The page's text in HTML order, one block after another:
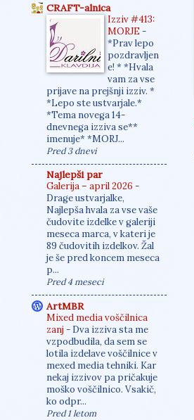
CRAFT-alnica
Izziv #413:
MORJE -
*Prav lepo
pozdravljen
e! * *Hvala
vam za vse
prijave na prejšnji izziv. *
*Lepo ste ustvarjale.*
*Tema novega 14-
dnevnega izziva se**
imenuje* *MORJ...
Pred 3 dnevi
Najlepši par
Galerija – april 2026 -
Drage ustvarjalke,
Najlepša hvala za vse vaše
čudovite izdelke v galeriji
meseca marca, v kateri je
89 čudovitih izdelkov. Žal
je še pred koncem meseca
p...
Pred 4 meseci
ArtMBR
Mixed media voščilnica
zanj - Dva izziva sta me
vzpodbudila, da sem se
lotila izdelave voščilnice v
mexed media tehniki. Kar
nekaj izzivov pa pričakuje
moško voščilnico. Vsakič,
ko odpr...
Pred 1 letom